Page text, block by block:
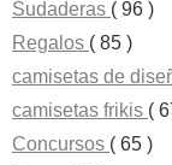
Sudaderas ( 96 )
Regalos ( 85 )
camisetas de
camisetas frikis (
Concursos ( 65 )